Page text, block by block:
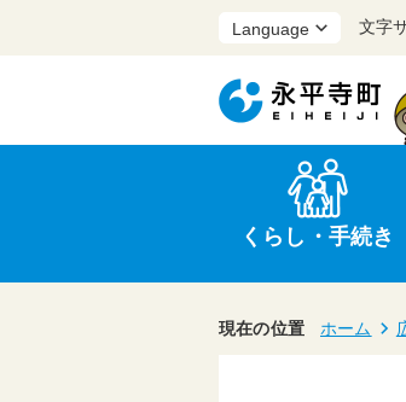
くらし・手続き
文字
現在の位置 ホーム